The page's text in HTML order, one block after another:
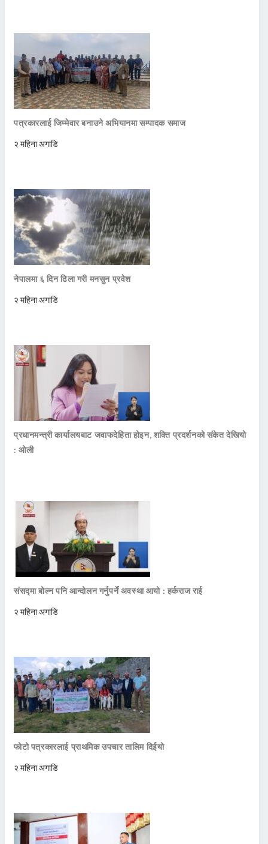
पत्रकारलाई जिम्मेवार बनाउने अभियानमा सम्पादक समाज
२ महिना अगाडि
नेपालमा ६ दिन ढिला गरी मनसुन प्रवेश
२ महिना अगाडि
प्रधानमन्त्री कार्यालयबाट जवाफदेहिता होइन, शक्ति प्रदर्शनको संकेत देखियो
: ओली
संसद्मा बोल्न पनि आन्दोलन गर्नुपर्ने अवस्था आयो : हर्कराज राई
२ महिना अगाडि
फोटो पत्रकारलाई प्राथमिक उपचार तालिम दिईयो
२ महिना अगाडि